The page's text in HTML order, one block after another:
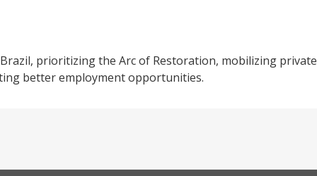
prioritizing the Arc of Restoration, mobilizing private
better employment opportunities.